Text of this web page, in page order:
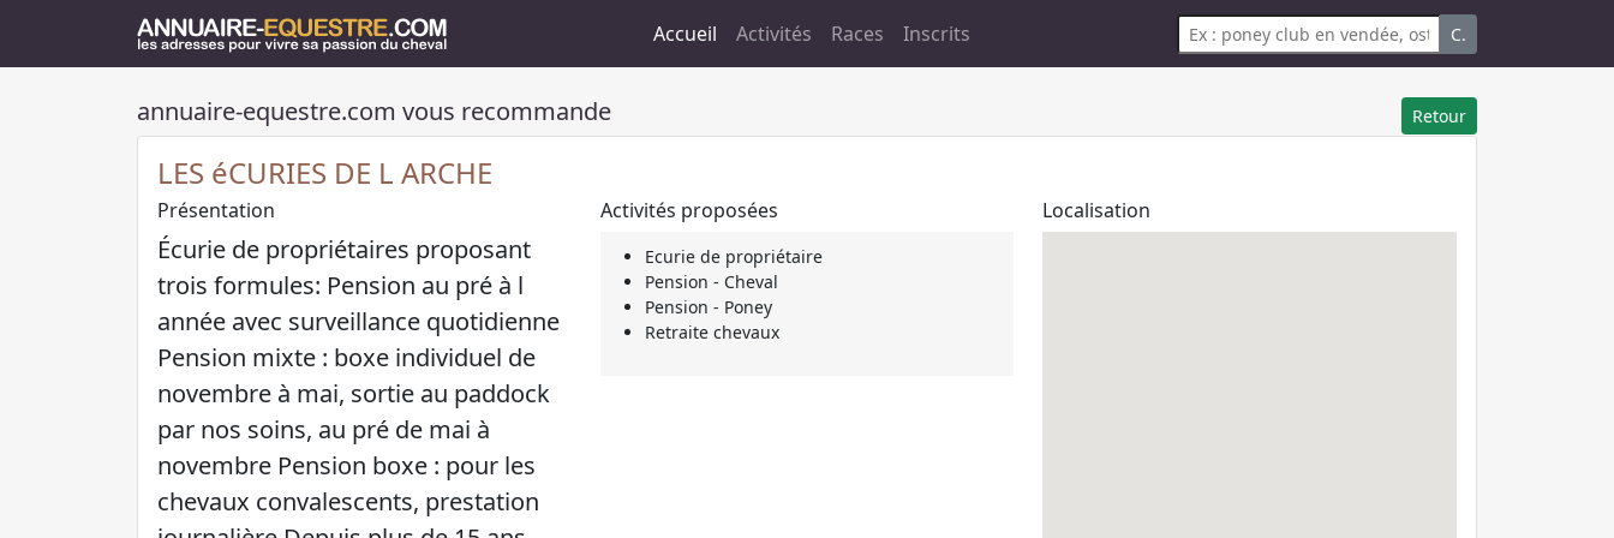
Accueil Activités Races Inscrits C.
Retour
annuaire-equestre.com vous recommande
LES éCURIES DE L ARCHE
Présentation
Écurie de propriétaires proposant
trois formules: Pension au pré à l
année avec surveillance quotidienne
Pension mixte : boxe individuel de
novembre à mai, sortie au paddock
par nos soins, au pré de mai à
novembre Pension boxe : pour les
chevaux convalescents, prestation
Activités proposées
Ecurie de propriétaire
Pension - Cheval
Pension - Poney
Retraite chevaux
Localisation